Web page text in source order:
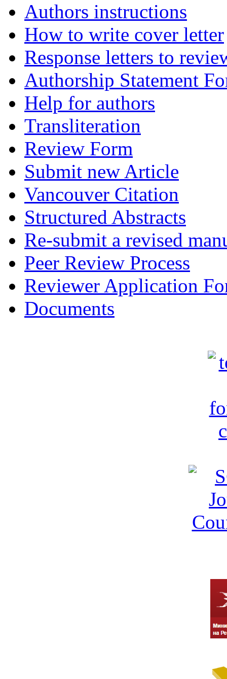
Authors instructions
How to write cover letter
Response letters to
Authorship Statement
Help for authors
Transliteration
Review Form
Submit new Article
Vancouver Citation
Structured Abstracts
Re-submit a revised
Peer Review Process
Reviewer Application
Documents